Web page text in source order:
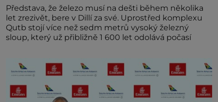
Představa, že železo musí na dešti během několika
let zrezivět, bere v Dillí za své. Uprostřed komplexu
Qutb stojí více než sedm metrů vysoký železný
sloup, který už přibližně 1 600 let odolává počasí